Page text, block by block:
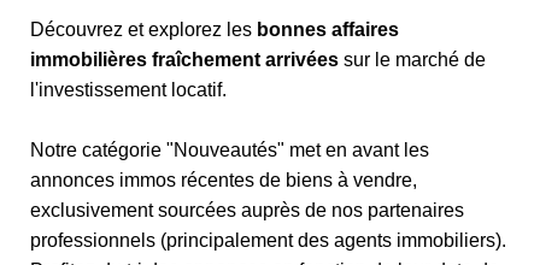
Découvrez et explorez les bonnes affaires
immobilières fraîchement arrivées sur le marché de
l'investissement locatif.
Notre catégorie "Nouveautés" met en avant les
annonces immos récentes de biens à vendre,
exclusivement sourcées auprès de nos partenaires
professionnels (principalement des agents immobiliers).